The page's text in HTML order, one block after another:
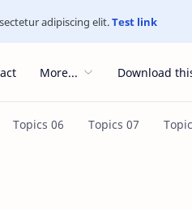
adipiscing elit.Test link
More... Download